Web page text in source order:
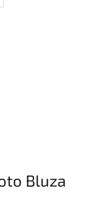
Bluza